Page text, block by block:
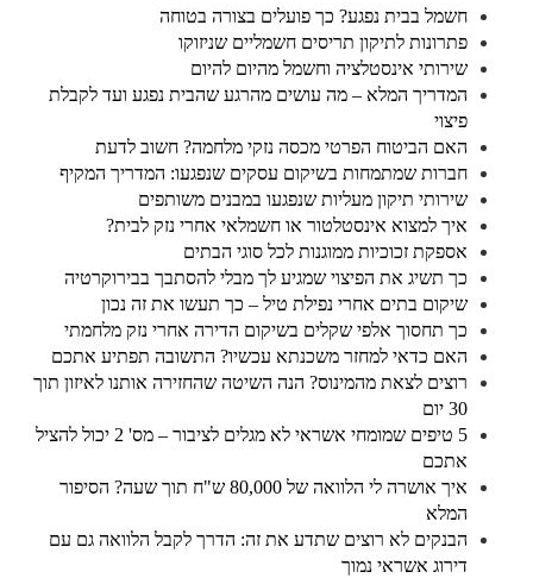
חשמל בבית נפגע? כך פועלים בצורה בטוחה
פתרונות לתיקון תריסים חשמליים שניזוקו
שירותי אינסטלציה וחשמל מהיום להיום
המדריך המלא – מה עושים מהרגע שהבית נפגע ועד לקבלת
פיצוי
האם הביטוח הפרטי מכסה נזקי מלחמה? חשוב לדעת
חברות שמתמחות בשיקום עסקים שנפגעו: המדריך המקיף
שירותי תיקון מעליות שנפגעו במבנים משותפים
איך למצוא אינסטלטור או חשמלאי אחרי נזק לבית?
אספקת זכוכיות ממוגנות לכל סוגי הבתים
כך תשיג את הפיצוי שמגיע לך מבלי להסתבך בבירוקרטיה
שיקום בתים אחרי נפילת טיל – כך תעשו את זה נכון
כך תחסוך אלפי שקלים בשיקום הדירה אחרי נזק מלחמתי
האם כדאי למחזר משכנתא עכשיו? התשובה תפתיע אתכם
רוצים לצאת מהמינוס? הנה השיטה שהחזירה אותנו לאיזון תוך
30 יום
5 טיפים שמומחי אשראי לא מגלים לציבור – מס' 2 יכול להציל
אתכם
איך אושרה לי הלוואה של 80,000 ש"ח תוך שעה? הסיפור
המלא
הבנקים לא רוצים שתדע את זה: הדרך לקבל הלוואה גם עם
דירוג אשראי נמוך